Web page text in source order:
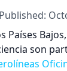
Países
son